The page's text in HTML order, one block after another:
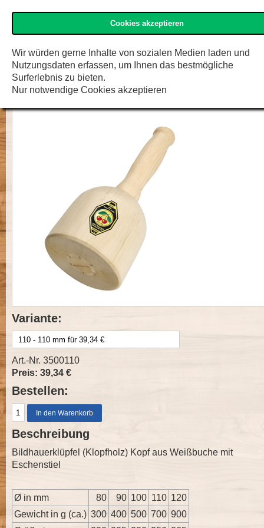
Cookies akzeptieren
Wir würden gerne Inhalte von sozialen Medien laden und
Nutzungsdaten erfassen, um Ihnen das bestmögliche
Surferlebnis zu bieten.
Nur notwendige Cookies akzeptieren
»Kirschen« Shop
Zur
Menü
Bildhauerklüpfel
Variante:
Art.-Nr. 3500110
Preis: 39,34 €
Bestellen:
Beschreibung
Bildhauerklüpfel (Klopfholz) Kopf aus Weißbuche mit
Eschenstiel
Ø in mm 80 90 100 110 120
Gewicht in g (ca.) 300 400 500 700 900